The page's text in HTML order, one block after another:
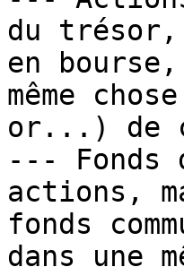
du trésor,
en
même
or...) de
--- Fonds
actions,
fonds
dans une